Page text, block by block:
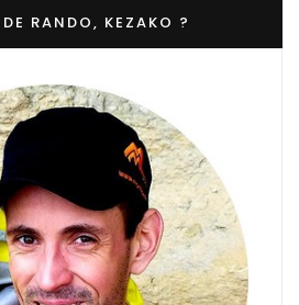
RANDO, KEZAKO ?